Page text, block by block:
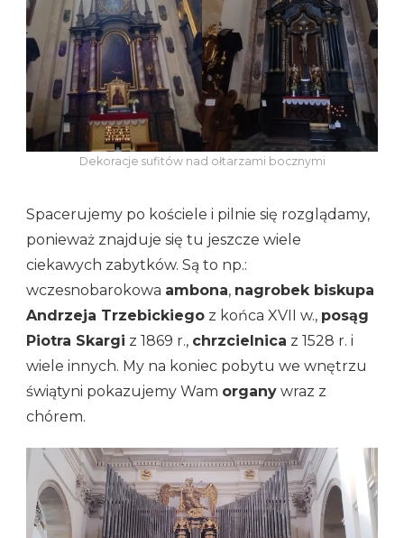
Dekoracje sufitów nad ołtarzami bocznymi
Spacerujemy po kościele i pilnie się rozglądamy,
ponieważ znajduje się tu jeszcze wiele
ciekawych zabytków. Są to np.:
wczesnobarokowa ambona, nagrobek biskupa
Andrzeja Trzebickiego z końca XVII w., posąg
Piotra Skargi z 1869 r., chrzcielnica z 1528 r. i
wiele innych. My na koniec pobytu we wnętrzu
świątyni pokazujemy Wam organy wraz z
chórem.